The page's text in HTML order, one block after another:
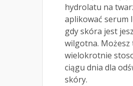
hydrolatu na
aplikować serum
gdy skóra jest
wilgotna. Możesz
wielokrotnie
ciągu dnia dla
skóry.